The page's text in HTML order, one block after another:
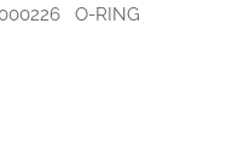
O-RING